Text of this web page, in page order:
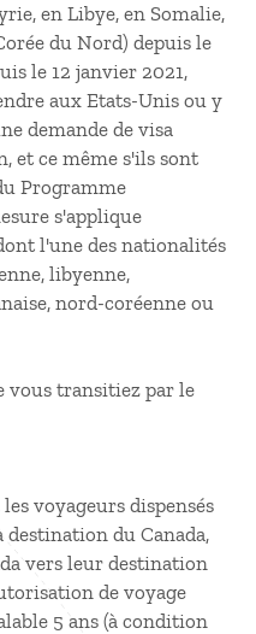
en Libye, en Somalie,
du Nord) depuis le
le 12 janvier 2021,
aux Etats-Unis ou y
demande de visa
et ce même s'ils sont
Programme
s'applique
l'une des nationalités
libyenne,
nord-coréenne ou
vous transitiez par le
voyageurs dispensés
du Canada,
vers leur destination
de voyage
5 ans (à condition